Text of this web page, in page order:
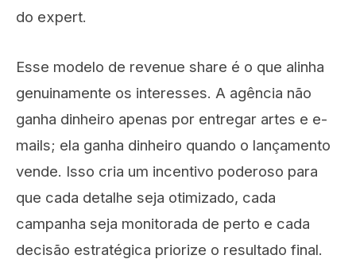
do expert.
Esse modelo de revenue share é o que alinha
genuinamente os interesses. A agência não
ganha dinheiro apenas por entregar artes e e-
mails; ela ganha dinheiro quando o lançamento
vende. Isso cria um incentivo poderoso para
que cada detalhe seja otimizado, cada
campanha seja monitorada de perto e cada
decisão estratégica priorize o resultado final.